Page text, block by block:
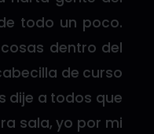
todo un poco.
dentro del
de curso
dije a todos que
sala, yo por mi